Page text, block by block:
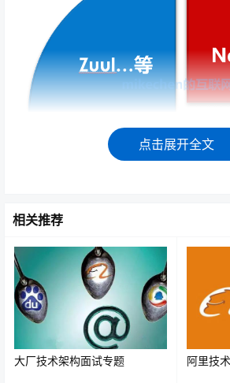
SpringCloud的主要由以下组件构成：
1.Spring Cloud Netflix
Spring Cloud Netflix 集成众多Netflix
Hystrix, Zuul, Archaius，组成了微服
件。
点击展开全文
相关推荐
大厂技术架构面试专题 阿里技